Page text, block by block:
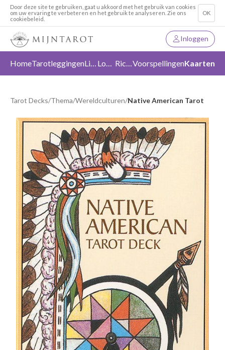
Door deze site te gebruiken, gaat u akkoord met het gebruik van cookies
om uw ervaring te verbeteren en het gebruik te analyseren. Zie ons
cookiebeleid.
OK
Inloggen
HomeTarotleggingen Liefde Loslaten RichtingVoorspellingenKaarten
Tarot Decks/Thema/Wereldculturen/Native American Tarot